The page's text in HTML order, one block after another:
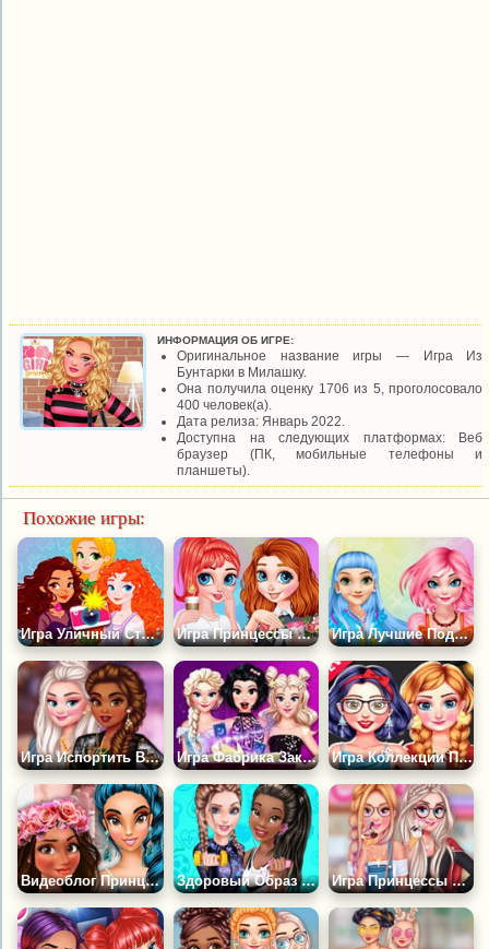
ИНФОРМАЦИЯ ОБ ИГРЕ:
Оригинальное название игры — Игра Из
Бунтарки в Милашку.
Она получила оценку 1706 из 5, проголосовало
400 человек(а).
Дата релиза: Январь 2022.
Доступна на следующих платформах: Веб
браузер (ПК, мобильные телефоны и
планшеты).
Похожие игры:
Игра Уличный Стиль Принцесс Игра Принцессы в Кампусе Игра Лучшие Подруги Волшебницы
Игра Испортить Вечеринку Принцессе Игра Фабрика Заклинаний Таро Игра Коллекции Принцесс на Черную Пятницу
Видеоблог Принцесс: Скоро Весна! Здоровый Образ Жизни Принцесс Игра Принцессы Диснея Любят Мороженое